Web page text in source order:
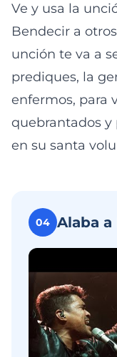
Ve y usa la
Bendecir a
unción te va a
prediques, la
enfermos, para
quebrantados y
en su santa
04 Alaba a